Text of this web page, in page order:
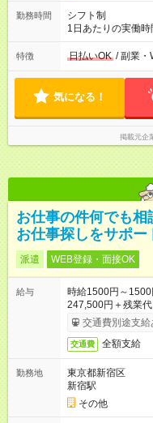
勤務時間
シフト制
1日あたりの実働
土日祝含む週5日勤務 ※希
～21：30 の間で
ません
特徴 日払いOK / 副業・
気になる！
掲載元企
お仕事の件何でも
お仕事探しをサポー
派遣 WEB登録・面接OK
給与
時給1500円～
247,500円＋残業
なります。
交通費別途支給
交通費 全額支給
勤務地
東京都新宿区
新宿駅
その他